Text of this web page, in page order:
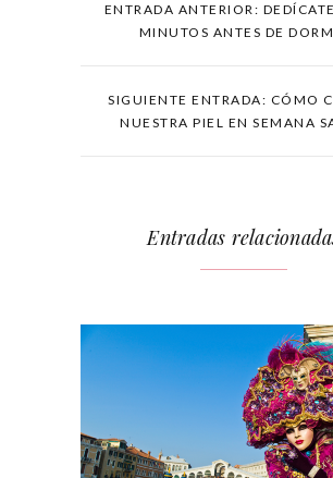
ENTRADA ANTERIOR:
MINUTOS ANTES DE
SIGUIENTE ENTRADA: CÓMO
NUESTRA PIEL EN SEMANA
Entradas